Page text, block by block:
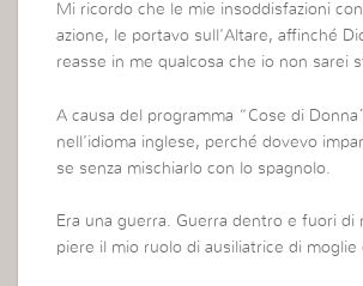
Mi ricordo che le mie insoddisfazioni
azione, le portavo sull’Altare, affinché
reasse in me qualcosa che io non sarei
A causa del programma “Cose di
nell’idioma inglese, perché dovevo
se senza mischiarlo con lo spagnolo.
Era una guerra. Guerra dentro e fuori di
piere il mio ruolo di ausiliatrice di moglie